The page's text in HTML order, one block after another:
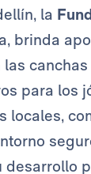
la
brinda
para los